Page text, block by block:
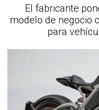
El fabricante
modelo de negocio
para